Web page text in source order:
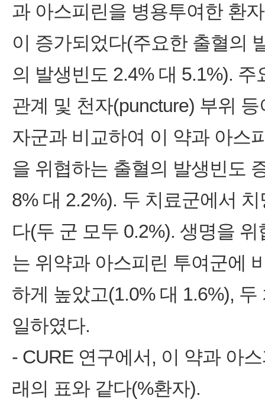
과 아스피린을 병용투여한 환
이 증가되었다(주요한 출혈의
의 발생빈도 2.4% 대 5.1%).
관계 및 천자(puncture) 부위
자군과 비교하여 이 약과 아스
을 위협하는 출혈의 발생빈도
8% 대 2.2%). 두 치료군에서
다(두 군 모두 0.2%). 생명을
는 위약과 아스피린 투여군에
하게 높았고(1.0% 대 1.6%),
일하였다.
- CURE 연구에서, 이 약과 아
래의 표와 같다(%환자).